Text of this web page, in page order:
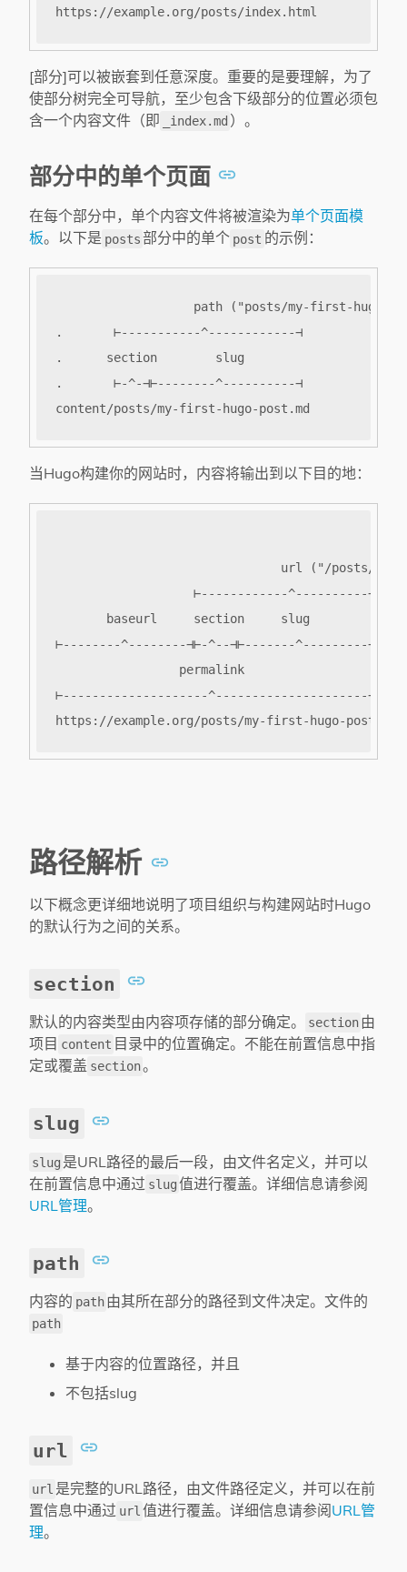
[部分]可以被嵌套到任意深度。重要的是要理解，为了
使部分树完全可导航，至少包含下级部分的位置必须包
含一个内容文件（即
_index.md ）。
部分中的单个页面
在每个部分中，单个内容文件将被渲染为单个页面模
板。以下是 posts 部分中的单个 post 的示例：
当Hugo构建你的网站时，内容将输出到以下目的地：
路径解析
以下概念更详细地说明了项目组织与构建网站时Hugo
的默认行为之间的关系。
section
默认的内容类型由内容项存储的部分确定。 section 由
项目 content 目录中的位置确定。不能在前置信息中指
定或覆盖 section。
slug
slug 是URL路径的最后一段，由文件名定义，并可以
在前置信息中通过 slug 值进行覆盖。详细信息请参阅
URL管理。
path
内容的 path 由其所在部分的路径到文件决定。文件的
path
基于内容的位置路径，并且
不包括slug
url
url 是完整的URL路径，由文件路径定义，并可以在前
置信息中通过 url 值进行覆盖。详细信息请参阅URL管
理。